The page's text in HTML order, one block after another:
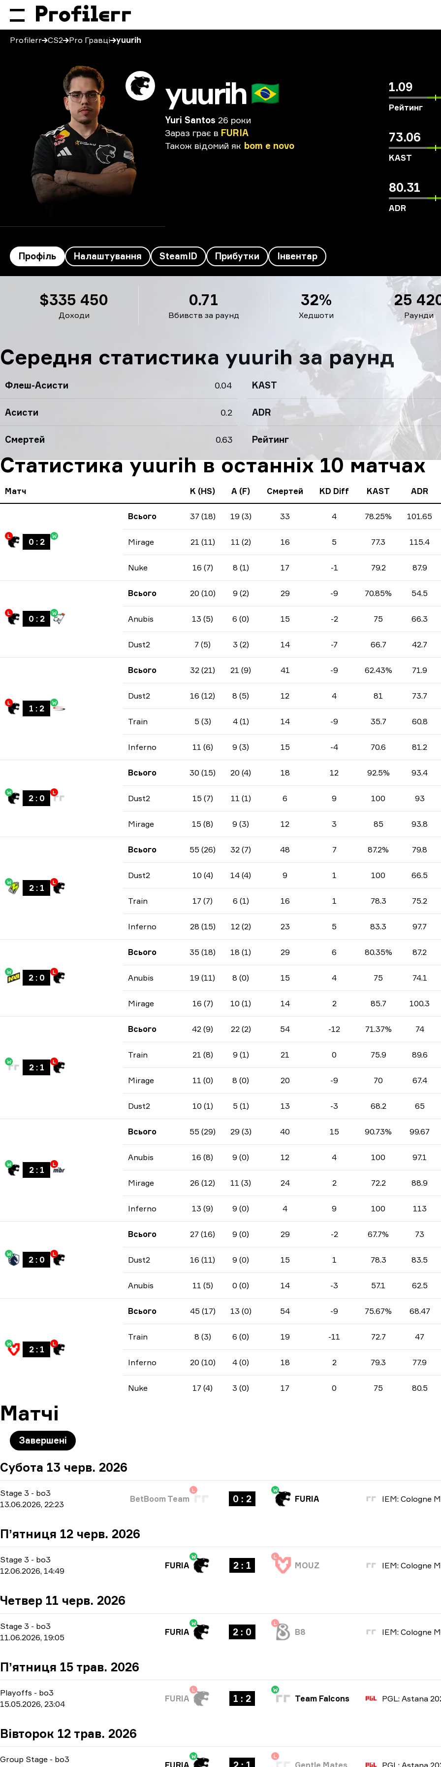
Profilerr CS2 Pro Гравці yuurih
yuurih🇧🇷
Yuri Santos 26 роки
Зараз грає в FURIA
Також відомий як bom e novo
1.09
Рейтинг
73.06
KAST
80.31
ADR
Профіль Налаштування SteamID Прибутки Інвентар
Доходи
$335 450
Вбивств за раунд
0.71
Хедшоти
32%
Раунди
25
Середня статистика yuurih за раунд
Флеш-Асисти 0.04 KAST
Асисти 0.2 ADR
Смертей 0.63 Рейтинг
Статистика yuurih в останніх 10 матчах
Матч K (HS) A (F) Смертей KD Diff KAST ADR
L
0 : 2
W
Всього 37 (18) 19 (3) 33 4 78.25% 101.65
Mirage 21 (11) 11 (2) 16 5 77.3 115.4
Nuke 16 (7) 8 (1) 17 -1 79.2 87.9
L
0 : 2
W
Всього 20 (10) 9 (2) 29 -9 70.85% 54.5
Anubis 13 (5) 6 (0) 15 -2 75 66.3
Dust2 7 (5) 3 (2) 14 -7 66.7 42.7
L
1 : 2
W
Всього 32 (21) 21 (9) 41 -9 62.43% 71.9
Dust2 16 (12) 8 (5) 12 4 81 73.7
Train 5 (3) 4 (1) 14 -9 35.7 60.8
Inferno 11 (6) 9 (3) 15 -4 70.6 81.2
W
2: 0
L
Всього 30 (15) 20 (4) 18 12 92.5% 93.4
Dust2 15 (7) 11 (1) 6 9 100 93
Mirage 15 (8) 9 (3) 12 3 85 93.8
W
2: 1
L
Всього 55 (26) 32 (7) 48 7 87.2% 79.8
Dust2 10 (4) 14 (4) 9 1 100 66.5
Train 17 (7) 6 (1) 16 1 78.3 75.2
Inferno 28 (15) 12 (2) 23 5 83.3 97.7
W
2: 0
L
Всього 35 (18) 18 (1) 29 6 80.35% 87.2
Anubis 19 (11) 8 (0) 15 4 75 74.1
Mirage 16 (7) 10 (1) 14 2 85.7 100.3
W
2: 1
L
Всього 42 (9) 22 (2) 54 -12 71.37% 74
Train 21 (8) 9 (1) 21 0 75.9 89.6
Mirage 11 (0) 8 (0) 20 -9 70 67.4
Dust2 10 (1) 5 (1) 13 -3 68.2 65
W
2: 1
L
Всього 55 (29) 29 (3) 40 15 90.73% 99.67
Anubis 16 (8) 9 (0) 12 4 100 97.1
Mirage 26 (12) 11 (3) 24 2 72.2 88.9
Inferno 13 (9) 9 (0) 4 9 100 113
W
2: 0
L
Всього 27 (16) 9 (0) 29 -2 67.7% 73
Dust2 16 (11) 9 (0) 15 1 78.3 83.5
Anubis 11 (5) 0 (0) 14 -3 57.1 62.5
W
2: 1
L
Всього 45 (17) 13 (0) 54 -9 75.67% 68.47
Train 8 (3) 6 (0) 19 -11 72.7 47
Inferno 20 (10) 4 (0) 18 2 79.3 77.9
Nuke 17 (4) 3 (0) 17 0 75 80.5
Матчі
Завершені
Субота 13 черв. 2026
Stage 3 - bo3
13.06.2026, 22:23
L
BetBoom Team 0 : 2
W
FURIA
Пʼятниця 12 черв. 2026
Stage 3 - bo3
12.06.2026, 14:49
W
FURIA 2 : 1
L
MOUZ
Четвер 11 черв. 2026
Stage 3 - bo3
11.06.2026, 19:05
W
FURIA 2 : 0
L
B8
Пʼятниця 15 трав. 2026
Playoffs - bo3
15.05.2026, 23:04
L
FURIA 1 : 2
W
Team Falcons PGL: Astana
Вівторок 12 трав. 2026
Group Stage - bo3
W
FURIA
L
Gentle Mates PGL: Astana